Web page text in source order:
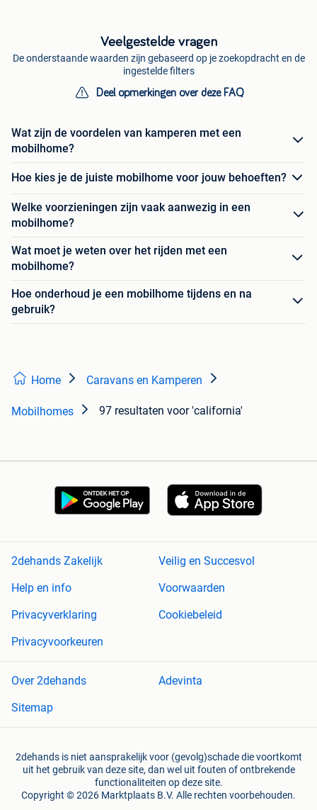
Veelgestelde vragen
De onderstaande waarden zijn gebaseerd op je zoekopdracht en de
ingestelde filters
Deel opmerkingen over deze FAQ
Wat zijn de voordelen van kamperen met een
mobilhome?
Hoe kies je de juiste mobilhome voor jouw behoeften?
Welke voorzieningen zijn vaak aanwezig in een
mobilhome?
Wat moet je weten over het rijden met een
mobilhome?
Hoe onderhoud je een mobilhome tijdens en na
gebruik?
Home Caravans en Kamperen
Mobilhomes 97 resultaten voor 'california'
2dehands Zakelijk
Veilig en Succesvol
Help en info
Voorwaarden
Privacyverklaring
Cookiebeleid
Privacyvoorkeuren
Over 2dehands
Adevinta
Sitemap
2dehands is niet aansprakelijk voor (gevolg)schade die voortkomt
uit het gebruik van deze site, dan wel uit fouten of ontbrekende
functionaliteiten op deze site.
Copyright © 2026 Marktplaats B.V. Alle rechten voorbehouden.